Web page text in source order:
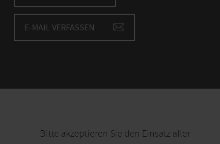
E-MAIL VERFASSEN
Bitte akzeptieren Sie den Einsatz aller